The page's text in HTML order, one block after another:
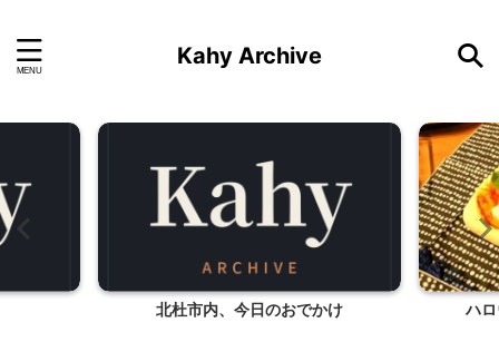
Kahy Archive
北杜市内、今日のおでかけ ハ